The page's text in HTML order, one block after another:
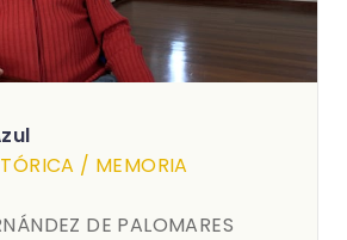
/ MEMORIA
DE PALOMARES